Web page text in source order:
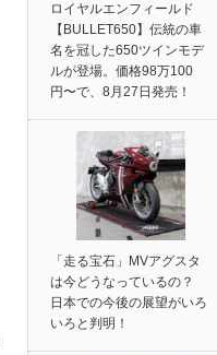
ロイヤルエンフィールド
【BULLET650】伝統の車
名を冠した650ツインモデ
ルが登場。価格98万100
円〜で、8月27日発売！
「走る宝石」MVアグスタ
は今どうなっているの？
日本での今後の展望がいろ
いろと判明！